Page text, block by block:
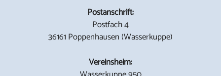
Postanschrift:
Postfach 4
36161 Poppenhausen (Wasserkuppe)
Vereinsheim: